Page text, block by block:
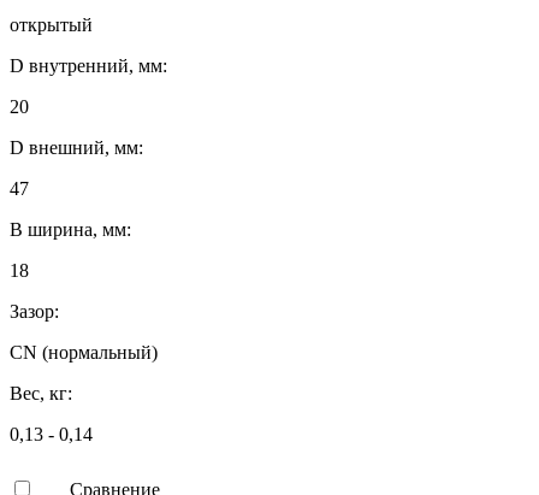
открытый
D внутренний, мм:
20
D внешний, мм:
47
B ширина, мм:
18
Зазор:
CN (нормальный)
Вес, кг:
0,13 - 0,14
Сравнение